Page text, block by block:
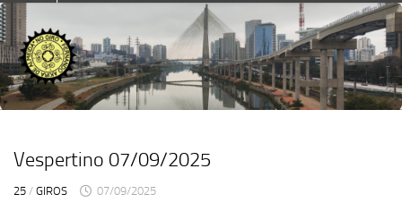
Skip
to
content
Vespertino 07/09/2025
25 / GIROS 07/09/2025